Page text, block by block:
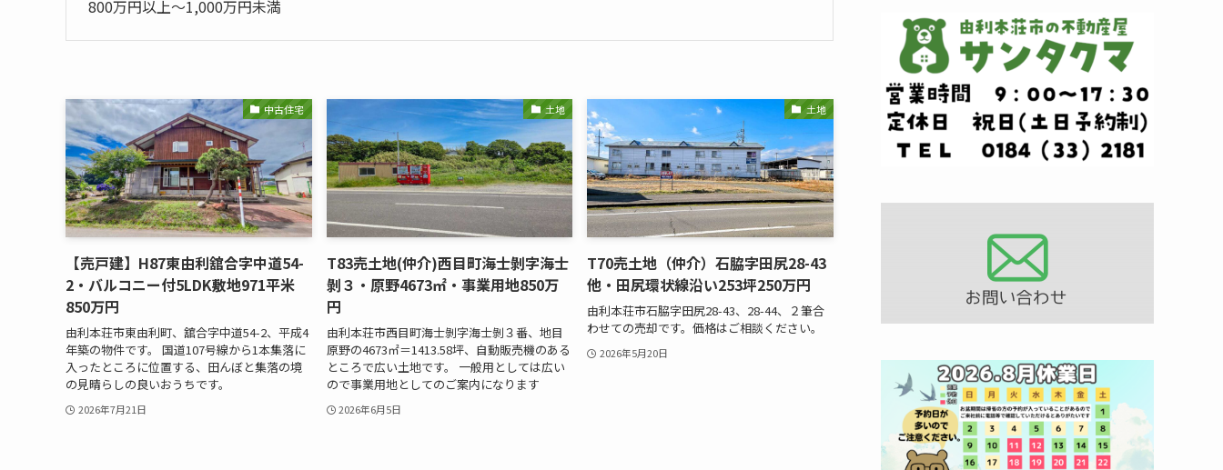
800万円以上～1,000万円未満
中古住宅
【売戸建】H87東由利舘合字中道54-
2・バルコニー付5LDK敷地971平米
850万円
由利本荘市東由利町、舘合字中道54-2、平成4
年築の物件です。 国道107号線から1本集落に
入ったところに位置する、田んぼと集落の境
の見晴らしの良いおうちです。
2026年7月21日
土地
T83売土地(仲介)西目町海士剝字海士
剝３・原野4673㎡・事業用地850万
円
由利本荘市西目町海士剝字海士剝３番、地目
原野の4673㎡＝1413.58坪、自動販売機のある
ところで広い土地です。 一般用としては広い
ので事業用地としてのご案内になります
2026年6月5日
土地
T70売土地（仲介）石脇字田尻28-43
他・田尻環状線沿い253坪250万円
由利本荘市石脇字田尻28-43、28-44、２筆合
わせての売却です。価格はご相談ください。
2026年5月20日